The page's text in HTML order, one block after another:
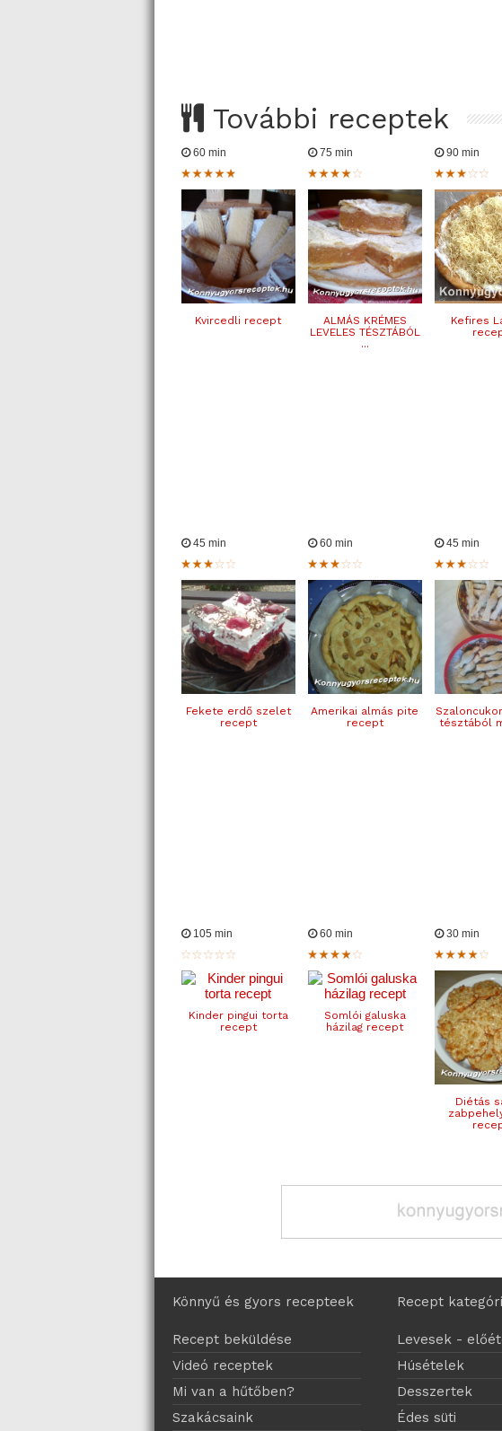
További receptek
60 min
Kvircedli recept
75 min
ALMÁS KRÉMES
LEVELES TÉSZTÁBÓL
...
90 min
Kefires
45 min
Fekete erdő szelet
recept
60 min
Amerikai almás pite
recept
45 min
tésztából
105 min
Kinder pingui torta
recept
60 min
Somlói galuska
házilag recept
30 min
Diétás
Könnyű és gyors recepteek
Recept beküldése
Videó receptek
Mi van a hűtőben?
Szakácsaink
Recept
Levesek -
Húsételek
Desszertek
Édes süti